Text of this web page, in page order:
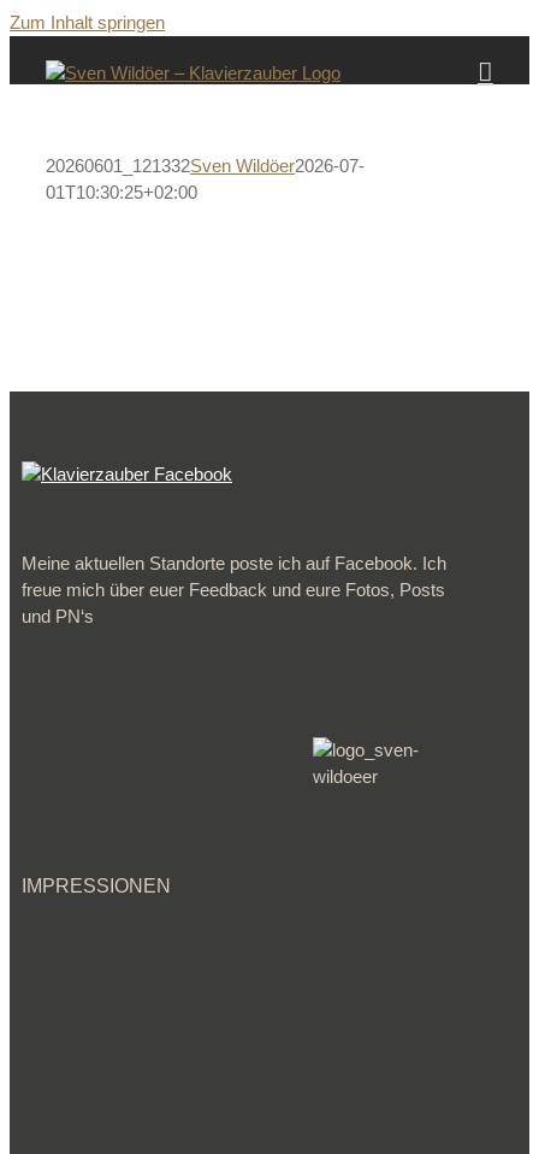
Zum Inhalt springen
20260601_121332Sven Wildöer2026-07-
01T10:30:25+02:00
Meine aktuellen Standorte poste ich auf Facebook. Ich
freue mich über euer Feedback und eure Fotos, Posts
und PN‘s
IMPRESSIONEN